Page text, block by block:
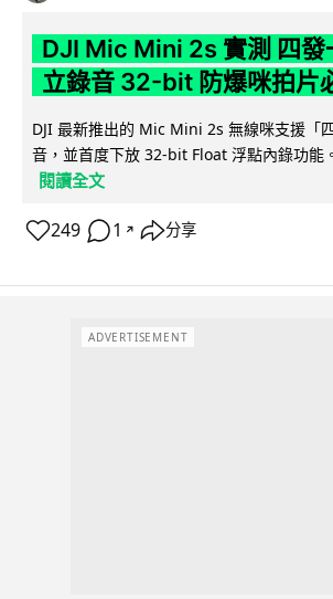
DJI Mic Mini 2s 實測 四發
立錄音 32-bit 防爆咪拍片
DJI 最新推出的 Mic Mini 2s 無線咪支援「
音，並首度下放 32-bit Float 浮點內錄功能
閱讀全文
249 1 ↗ 分享
ADVERTISEMENT